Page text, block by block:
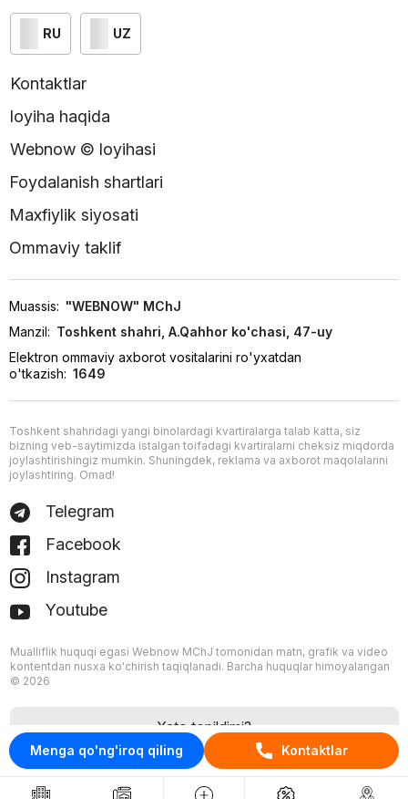
Menga qo'ng'iroq qiling Kontaktlar
RU UZ
Kontaktlar
loyiha haqida
Webnow © loyihasi
Foydalanish shartlari
Maxfiylik siyosati
Ommaviy taklif
Muassis: "WEBNOW" MChJ
Manzil: Toshkent shahri, A.Qahhor ko'chasi, 47-uy
Elektron ommaviy axborot vositalarini ro'yxatdan
o'tkazish: 1649
Toshkent shahridagi yangi binolardagi kvartiralarga talab katta, siz
bizning veb-saytimizda istalgan toifadagi kvartiralarni cheksiz miqdorda
joylashtirishingiz mumkin. Shuningdek, reklama va axborot maqolalarini
joylashtiring. Omad!
Telegram
Facebook
Instagram
Youtube
Mualliflik huquqi egasi Webnow MChJ tomonidan matn, grafik va video
kontentdan nusxa ko'chirish taqiqlanadi. Barcha huquqlar himoyalangan
© 2026
Xato topildimi?